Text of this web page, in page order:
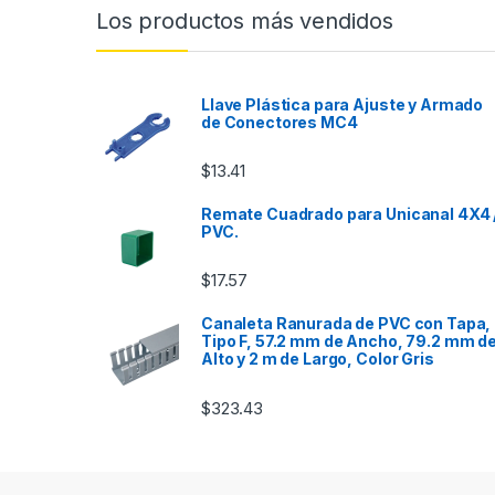
Los productos más vendidos
Llave Plástica para Ajuste y Armado
de Conectores MC4
$13.41
Remate Cuadrado para Unicanal 4X4
PVC.
$17.57
Canaleta Ranurada de PVC con Tapa,
Tipo F, 57.2 mm de Ancho, 79.2 mm
Alto y 2 m de Largo, Color Gris
$323.43